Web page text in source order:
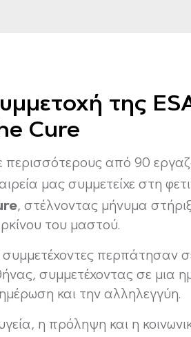
της
Cure
περισσότερους από 90
μας συμμετείχε στη
, στέλνοντας μήνυμα
του μαστού.
συμμετέχοντες περπάτησαν
συμμετέχοντας σε μια
και την αλληλεγγύη.
η πρόληψη και η